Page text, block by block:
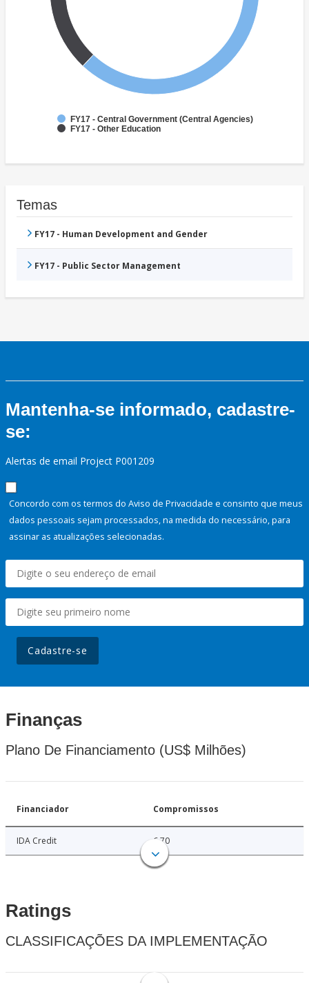
FY17 - Central Government (Central Agencies)
FY17 - Other Education
Temas
FY17 - Human Development and Gender
FY17 - Public Sector Management
Mantenha-se informado, cadastre-
se:
Alertas de email Project P001209
Concordo com os termos do Aviso de Privacidade e consinto que meus
dados pessoais sejam processados, na medida do necessário, para
assinar as atualizações selecionadas.
Cadastre-se
Finanças
Plano De Financiamento (US$ Milhões)
Financiador Compromissos
IDA Credit 6.70
Ratings
CLASSIFICAÇÕES DA IMPLEMENTAÇÃO